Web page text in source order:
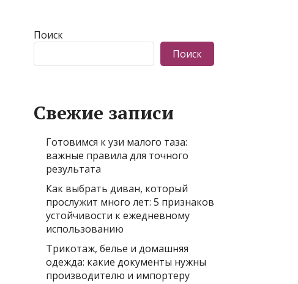
Поиск
Поиск
Свежие записи
Готовимся к узи малого таза:
важные правила для точного
результата
Как выбрать диван, который
прослужит много лет: 5 признаков
устойчивости к ежедневному
использованию
Трикотаж, белье и домашняя
одежда: какие документы нужны
производителю и импортеру